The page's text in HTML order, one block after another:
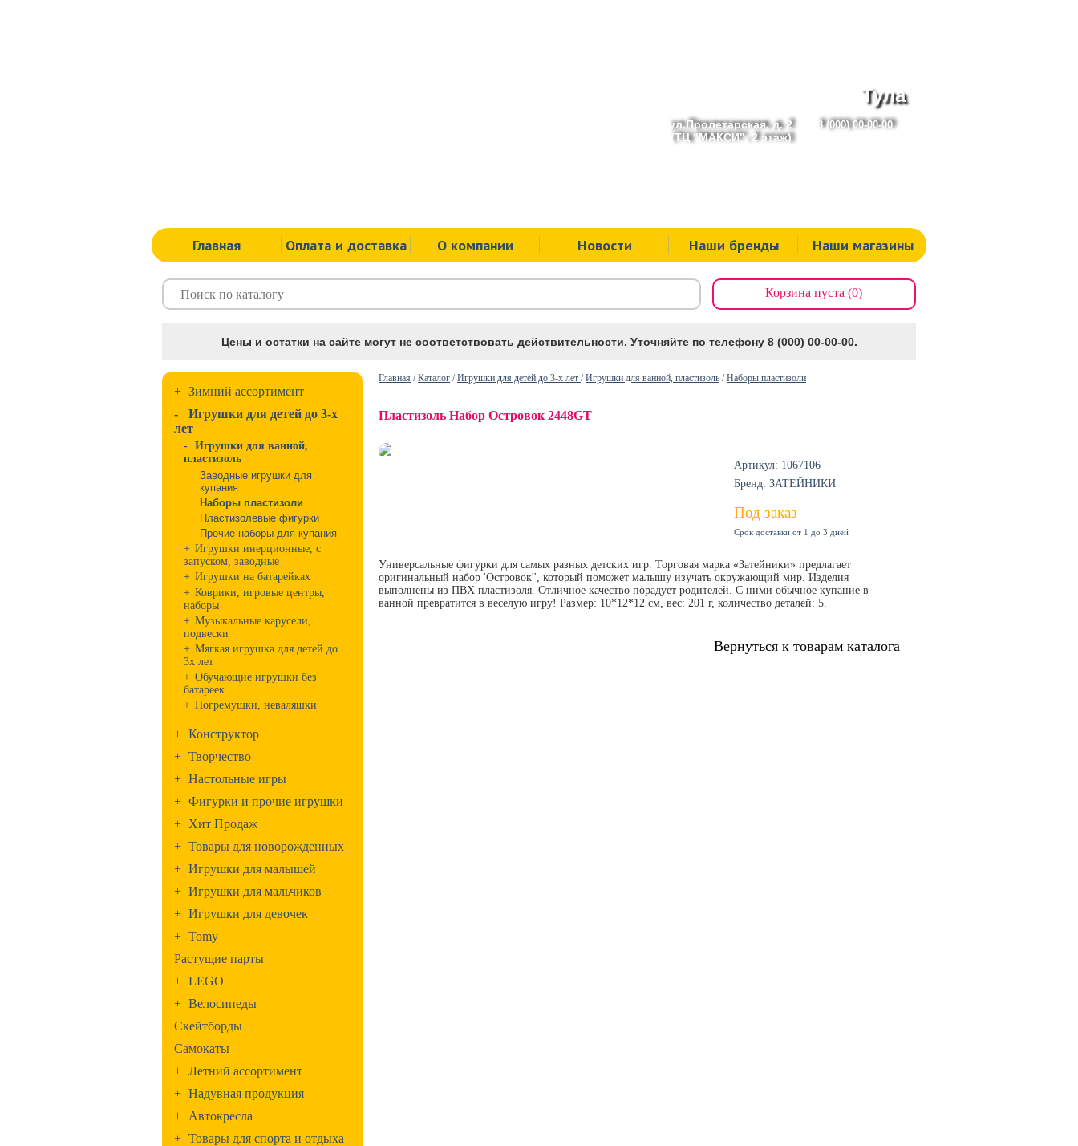
Тула
ул.Пролетарская, д. 2
(ТЦ "МАКСИ", 2 этаж)
8 (000) 00-00-00
Главная Оплата и доставка О компании Новости Наши бренды Наши магазины
Корзина пуста (0)
Цены и остатки на сайте могут не соответствовать действительности. Уточняйте по телефону 8 (000) 00-00-00.
+ Зимний ассортимент
-
Игрушки для детей до 3-х
лет
- Игрушки для ванной,
пластизоль
Заводные игрушки для
купания
Наборы пластизоли
Пластизолевые фигурки
Прочие наборы для купания
+ Игрушки инерционные, с
запуском, заводные
+ Игрушки на батарейках
+ Коврики, игровые центры,
наборы
+ Музыкальные карусели,
подвески
+ Мягкая игрушка для детей до
3х лет
+ Обучающие игрушки без
батареек
+ Погремушки, неваляшки
+ Конструктор
+ Творчество
+ Настольные игры
+ Фигурки и прочие игрушки
+ Хит Продаж
+ Товары для новорожденных
+ Игрушки для малышей
+ Игрушки для мальчиков
+ Игрушки для девочек
+ Tomy
Растущие парты
+ LEGO
+ Велосипеды
Скейтборды
Самокаты
+ Летний ассортимент
+ Надувная продукция
+ Автокресла
+ Товары для спорта и отдыха
Главная /Каталог /Игрушки для детей до 3-х лет /Игрушки для ванной, пластизоль /Наборы пластизоли
Пластизоль Набор Островок 2448GT
Артикул: 1067106
Бренд: ЗАТЕЙНИКИ
Под заказ
Срок доставки от 1 до 3 дней
Универсальные фигурки для самых разных детских игр. Торговая марка «Затейники» предлагает
оригинальный набор 'Островок'', который поможет малышу изучать окружающий мир. Изделия
выполнены из ПВХ пластизоля. Отличное качество порадует родителей. С ними обычное купание в
ванной превратится в веселую игру! Размер: 10*12*12 см, вес: 201 г, количество деталей: 5.
Вернуться к товарам каталога